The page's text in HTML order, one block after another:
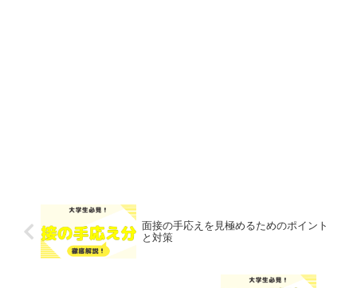
面接の手応えを見極めるためのポイント
と対策